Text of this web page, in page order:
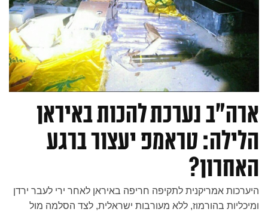
ארה"ב נערכת להכות באיראן
הלילה: טראמפ יעצור ברגע
האחרון?
היערכות אמריקנית לתקיפה חריפה באיראן לאחר ירי לעבר ירדן
ומיכליות בהורמוז, ללא מעורבות ישראלית, לצד הסלמה מול